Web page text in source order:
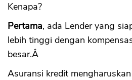
Kenapa?
Pertama, ada Lender yang
lebih tinggi dengan
besar.Â
Asuransi kredit